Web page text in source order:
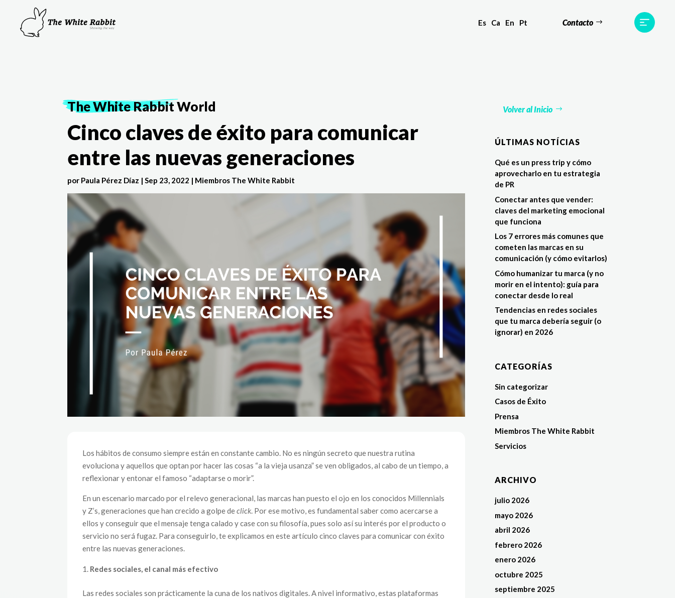
Es Ca En Pt Contacto
The White RabbitWorld Volver al Inicio
Cinco claves de éxito para comunicar
entre las nuevas generaciones
por Paula Pérez Díaz |Sep 23, 2022 | Miembros The White Rabbit
Los hábitos de consumo siempre están en constante cambio. No es ningún secreto que nuestra rutina
evoluciona y aquellos que optan por hacer las cosas “a la vieja usanza” se ven obligados, al cabo de un tiempo, a
reflexionar y entonar el famoso “adaptarse o morir”.
En un escenario marcado por el relevo generacional, las marcas han puesto el ojo en los conocidos Millennials
y Z’s, generaciones que han crecido a golpe declick . Por ese motivo, es fundamental saber como acercarse a
ellos y conseguir que el mensaje tenga calado y case con su filosofía, pues solo así su interés por el producto o
servicio no será fugaz. Para conseguirlo, te explicamos en este artículo cinco claves para comunicar con éxito
entre las nuevas generaciones.
Redes sociales, el canal más efectivo
Las redes sociales son prácticamente la cuna de los nativos digitales. A nivel informativo, estas plataformas
ÚLTIMAS NOTÍCIAS
Qué es un press trip y cómo
aprovecharlo en tu estrategia
de PR
Conectar antes que vender:
claves del marketing emocional
que funciona
Los 7 errores más comunes que
cometen las marcas en su
comunicación (y cómo evitarlos)
Cómo humanizar tu marca (y no
morir en el intento): guía para
conectar desde lo real
Tendencias en redes sociales
que tu marca debería seguir (o
ignorar) en 2026
CATEGORÍAS
Sin categorizar
Casos de Éxito
Prensa
Miembros The White Rabbit
Servicios
ARCHIVO
julio 2026
mayo 2026
abril 2026
febrero 2026
enero 2026
octubre 2025
septiembre 2025